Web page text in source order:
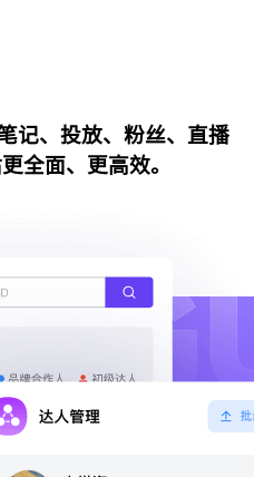
记、投放、粉丝、直播
全面、更高效。